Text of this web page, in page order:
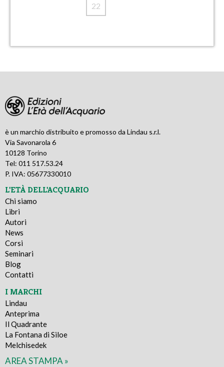
22
è un marchio distribuito e promosso da Lindau s.r.l.
Via Savonarola 6
10128 Torino
Tel: 011 517.53.24
P. IVA: 05677330010
L'ETÀ DELL'ACQUARIO
Chi siamo
Libri
Autori
News
Corsi
Seminari
Blog
Contatti
I MARCHI
Lindau
Anteprima
Il Quadrante
La Fontana di Siloe
Melchisedek
AREA STAMPA »